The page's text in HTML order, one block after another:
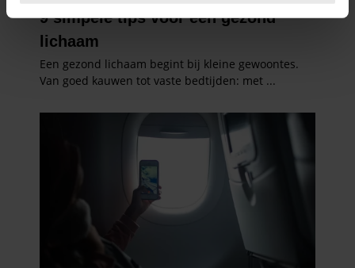
intrekken in de Cookieverklaring.
personaliseren, om functies voor social media te bieden
informatie over uw gebruik van onze site met onze
partners voor social media, adverteren en analyse. Deze
partners kunnen deze gegevens combineren met andere
informatie die u aan ze heeft verstrekt of die ze hebben
verzameld op basis van uw gebruik van hun services. U
gaat akkoord met onze cookies als u onze website blijft